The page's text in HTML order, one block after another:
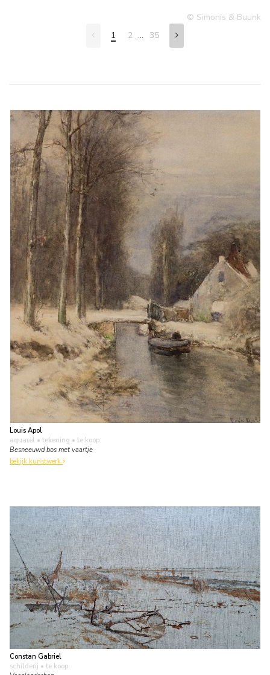
© Simonis & Buunk
1
2 ... 35
Louis Apol
aquarel • tekening • te koop
Besneeuwd bos met vaartje
bekijk kunstwerk
Constan Gabriel
schilderij • te koop